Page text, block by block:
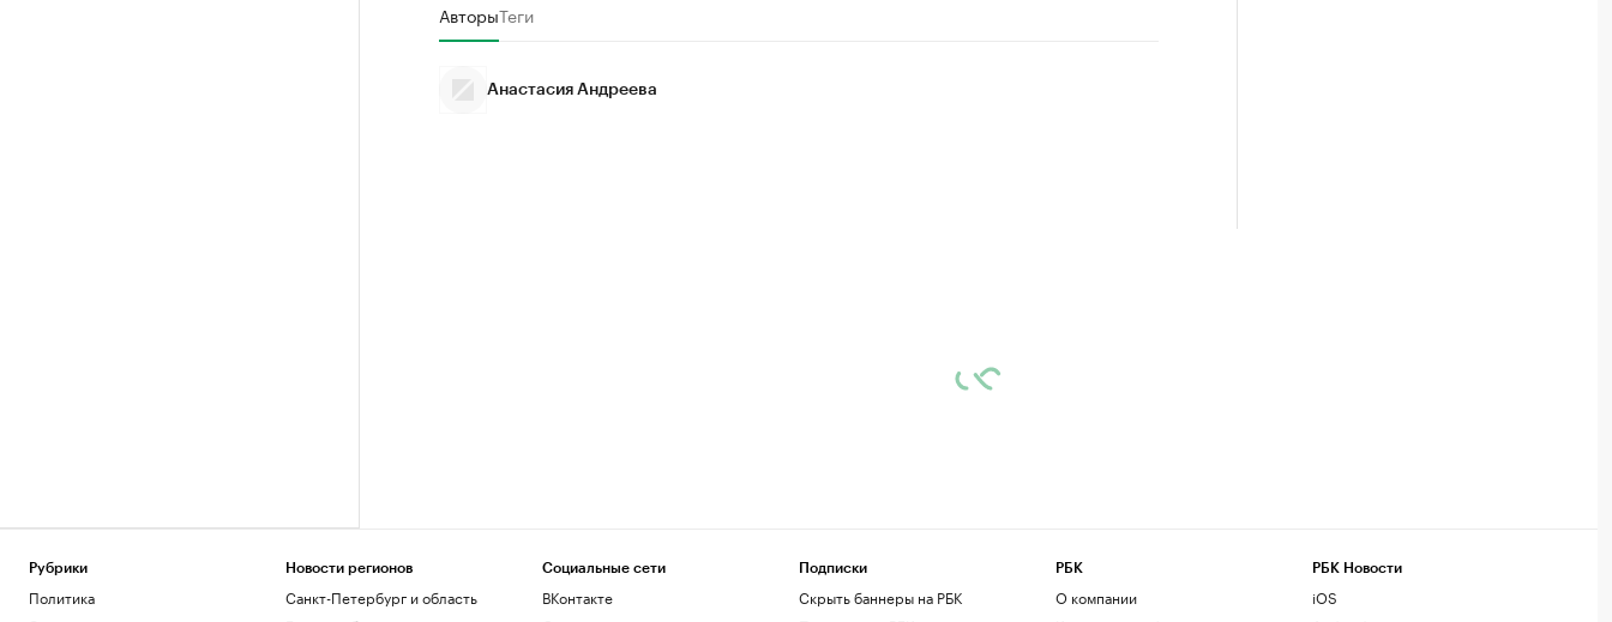
АвторыТеги
Анастасия Андреева
Рубрики
Политика
Новости регионов
Санкт-Петербург и область
Социальные сети
ВКонтакте
Подписки
Скрыть баннеры на РБК
РБК
О компании
РБК Новости
iOS